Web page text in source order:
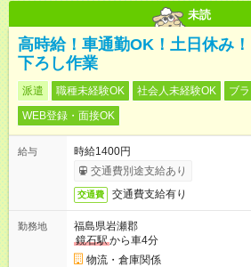
未読
高時給！車通勤OK！土日休み
下ろし作業
派遣 職種未経験OK 社会人未経験OK
ブ
WEB登録・面接OK
給与
時給1400円
交通費別途支給あり
交通費 交通費支給有り
勤務地
福島県岩瀬郡
鏡石駅から車4分
物流・倉庫関係